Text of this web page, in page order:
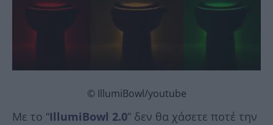
© IllumiBowl/youtube
Με το “IllumiBowl 2.0” δεν θα χάσετε ποτέ την